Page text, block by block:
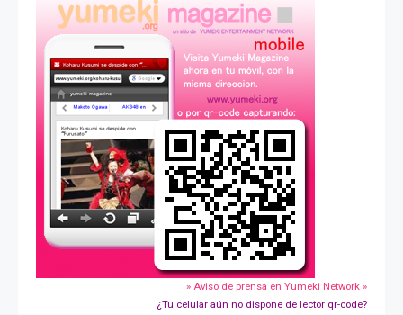
» Aviso de prensa en Yumeki Network »
¿Tu celular aún no dispone de lector qr-code?